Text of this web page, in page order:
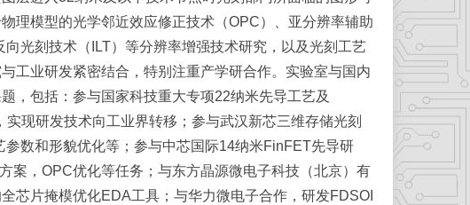
理模型的光学邻近效应修正技术（OPC）、亚分辨率辅助
光刻技术（ILT）等分辨率增强技术研究，以及光刻工艺
工业研发紧密结合，特别注重产学研合作。实验室与国内
，包括：参与国家科技重大专项22纳米先导工艺及
现研发技术向工业界转移；参与武汉新芯三维存储光刻
数和形貌优化等；参与中芯国际14纳米FinFET先导研
案，OPC优化等任务；与东方晶源微电子科技（北京）有
芯片掩模优化EDA工具；与华力微电子合作，研发FDSOI